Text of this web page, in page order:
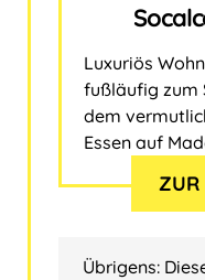
Luxuriös
fußläufig zum
dem
Essen auf
ZUR
Übrigens: